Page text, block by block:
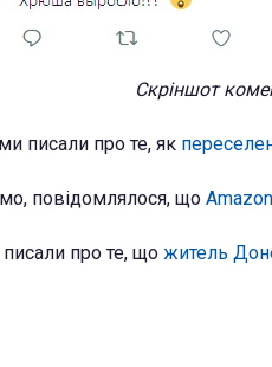
Скріншот
писали про те, як
повідомлялося, що
про те, що житель